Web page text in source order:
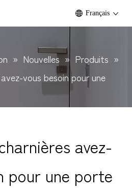
Français
» Nouvelles » Produits »
vous besoin pour une
avez-
pour une porte